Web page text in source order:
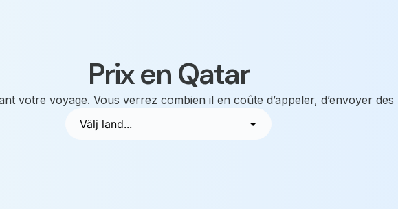
Prix en Qatar
votre voyage. Vous verrez combien il en coûte d’appeler, d’envoyer